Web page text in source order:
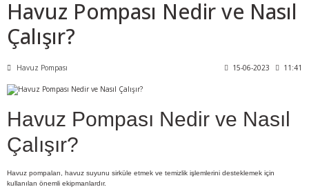
Havuz Pompası Nedir ve Nasıl
Çalışır?
Havuz Pompası 15-06-2023 11:41
Havuz Pompası Nedir ve Nasıl
Çalışır?
Havuz pompaları, havuz suyunu sirküle etmek ve temizlik işlemlerini desteklemek için
kullanılan önemli ekipmanlardır.